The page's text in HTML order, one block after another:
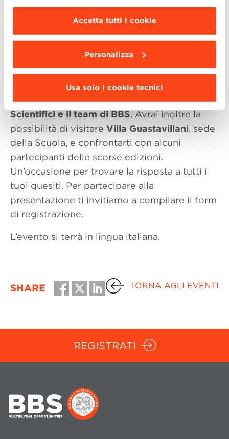
modificare le impostazioni di navigazione e
scegliere le funzionalità, le terze parti e i cookie
Accetta tutti i cookie
Personalizza
Usa solo i cookie tecnici
Communication
Wealth Management – Gestione
del Patrimonio
Saranno presenti i rispettiviDirettori
Scientifici e il team di BBS. Avrai inoltre la
possibilità di visitare Villa Guastavillani, sede
della Scuola, e confrontarti con alcuni
partecipanti delle scorse edizioni.
Un’occasione per trovare la risposta a tutti i
tuoi quesiti. Per partecipare alla
presentazione ti invitiamo a compilare il form
di registrazione.
L’evento si terrà in lingua italiana.
SHARE TORNA AGLI EVENTI
REGISTRATI